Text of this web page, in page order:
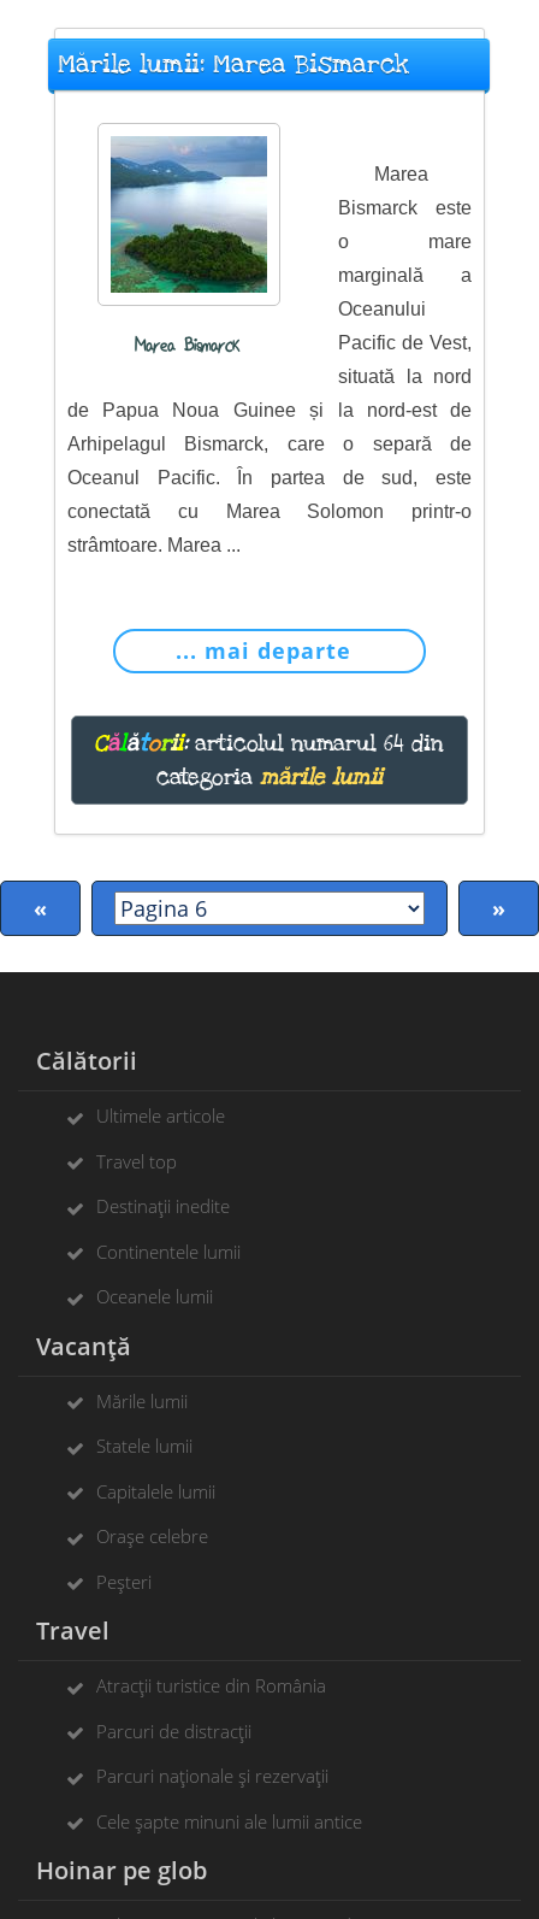
Mările lumii: Marea Bismarck
Marea Bismarck
Marea
Bismarck este
o mare
marginală a
Oceanului
Pacific de Vest,
situată la nord
de Papua Noua Guinee și la nord-est de
Arhipelagul Bismarck, care o separă de
Oceanul Pacific. În partea de sud, este
conectată cu Marea Solomon printr-o
strâmtoare. Marea ...
... mai departe
Călătorii:articolul numarul 64 din
categoria mările lumii
« »
Călătorii
Ultimele articole
Travel top
Destinații inedite
Continentele lumii
Oceanele lumii
Vacanță
Mările lumii
Statele lumii
Capitalele lumii
Orașe celebre
Peșteri
Travel
Atracții turistice din România
Parcuri de distracții
Parcuri naționale și rezervații
Cele șapte minuni ale lumii antice
Hoinar pe glob